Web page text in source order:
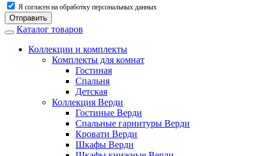
Я согласен на обработку персональных данных
Отправить
Каталог товаров
Коллекции и комплекты
Комплекты для комнат
Гостиная
Спальня
Детская
Коллекция Верди
Гостиные Верди
Спальные гарнитуры Верди
Кровати Верди
Шкафы Верди